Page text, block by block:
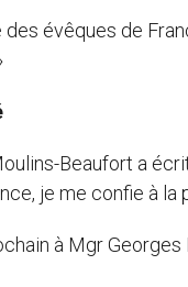
évêques de
Beaufort a
je me confie à la
à Mgr